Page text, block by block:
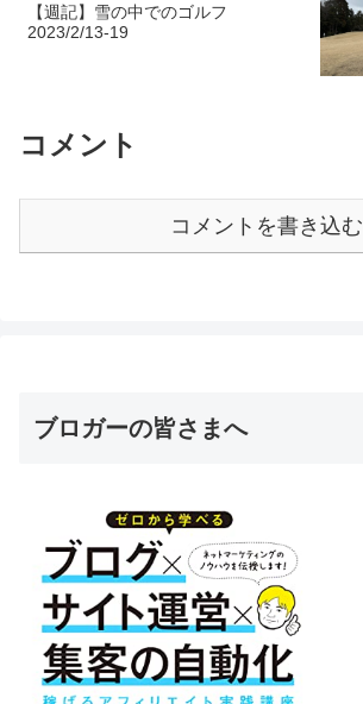
【週記】雪の中でのゴルフ
2023/2/13-19
コメント
コメントを書き込む
ブロガーの皆さまへ